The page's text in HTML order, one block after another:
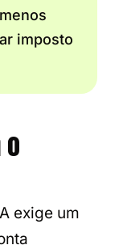
imposto
exige um